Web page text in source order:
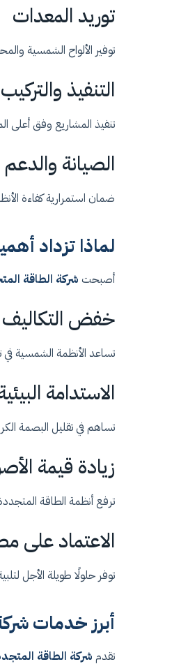
توريد المعدات
توفير الألواح الشمسية
التنفيذ والتركيب
تنفيذ المشاريع وفق أعلى
الصيانة والدعم
ضمان استمرارية كفاءة
لماذا تزداد
أصبحت شركة الطاقة
خفض التكاليف
تساعد الأنظمة الشمسية في
الاستدامة
تساهم في تقليل البصمة
زيادة قيمة
ترفع أنظمة الطاقة
الاعتماد على
توفر حلولًا طويلة الأجل
أبرز خدمات
تقدم شركة الطاقة